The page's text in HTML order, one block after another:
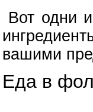
Вот одни
вашими
Еда в